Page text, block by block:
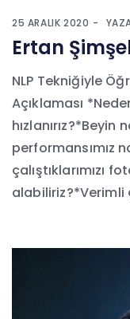
25 ARALIK 2020
Ertan
NLP Tekniğiyle
Açıklaması
hızlanırız?*Beyin
performansımız
çalıştıklarımızı
alabiliriz?*Verimli